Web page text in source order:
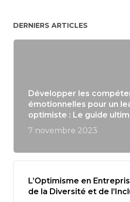
DERNIERS ARTICLES
Développer les
émotionnelles pour un
optimiste : Le guide
7 novembre 2023
L’Optimisme en
de la Diversité et de